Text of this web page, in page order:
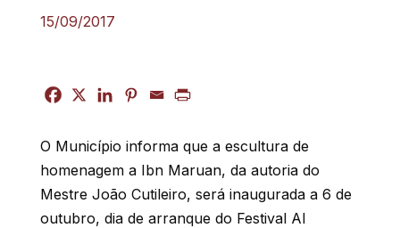
15/09/2017
O Município informa que a escultura de
homenagem a Ibn Maruan, da autoria do
Mestre João Cutileiro, será inaugurada a 6 de
outubro, dia de arranque do Festival Al